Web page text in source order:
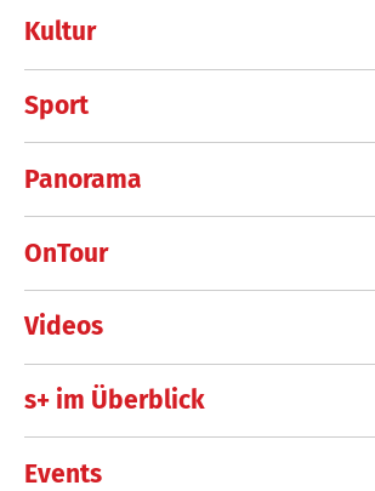
Kultur
Sport
Panorama
OnTour
Videos
s+ im Überblick
Events